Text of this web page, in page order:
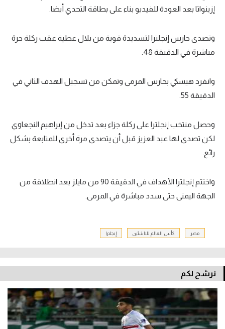
إزينواتا بعد العودة للفيديو بناء على بطاقة التحدي أيضا.
وتصدى حارس إنجلترا لتسديدة قوية من بلال عطية عقب ركلة حرة
مباشرة في الدقيقة 48.
وانفرد هيسكي بحارس المرمى وتمكن من تسجيل الهدف الثاني في
الدقيقة 55.
وحصل منتخب إنجلترا على ركلة جزاء بعد تدخل من إبراهيم النجعاوي
لكن تصدى لها عبد العزيز قبل أن يتصدى مرة أخرى للمتابعة بشكل
رائع.
واختتم إنجلترا الأهداف في الدقيقة 90 من مايلز بعد انطلاقة من
الجهة اليمنى حتى سدد مباشرة في المرمى.
مصر كأس العالم للناشئين إنجلترا
نرشح لكم